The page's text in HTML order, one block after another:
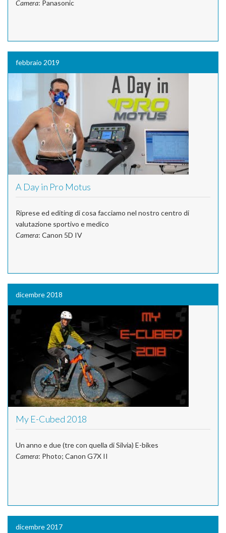
Camera: Panasonic
febbraio 2019
A Day in Pro Motus
Riprese ed editing di cosa facciamo nel nostro centro di
valutazione sportivo e medico
Camera: Canon 5D IV
dicembre 2018
My E-Cubed 2018
Un anno e due (tre con quella di Silvia) E-bikes
Camera: Photo; Canon G7X II
dicembre 2017